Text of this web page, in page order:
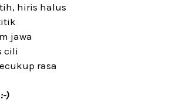
hiris halus
jawa
cili
rasa
)